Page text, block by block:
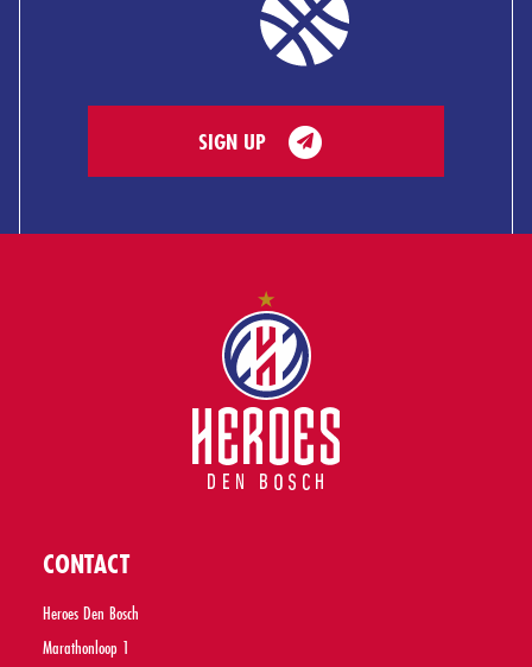
SIGN UP
CONTACT
Heroes Den Bosch
Marathonloop 1